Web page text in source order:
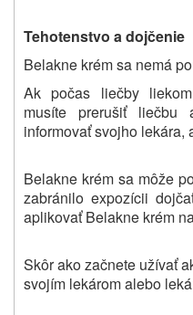
Tehotenstvo a dojčenie
Belakne krém sa nemá
Ak počas liečby liekom
musíte prerušiť
informovať svojho lekára,
Belakne krém sa môže
zabránilo expozícii
aplikovaťBelakne krém
Skôr ako začnete užívať
svojím lekárom alebo